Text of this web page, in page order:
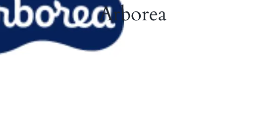
Arborea